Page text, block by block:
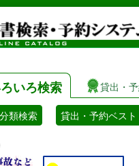
いろ検索 貸出・
類検索 貸出・予約ベスト